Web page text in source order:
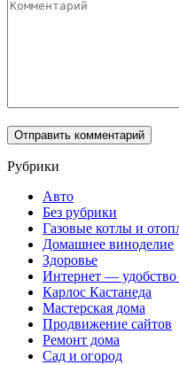
Рубрики
Авто
Без рубрики
Газовые котлы и
Домашнее виноделие
Здоровье
Интернет — удобство
Карлос Кастанеда
Мастерская дома
Продвижение сайтов
Ремонт дома
Сад и огород